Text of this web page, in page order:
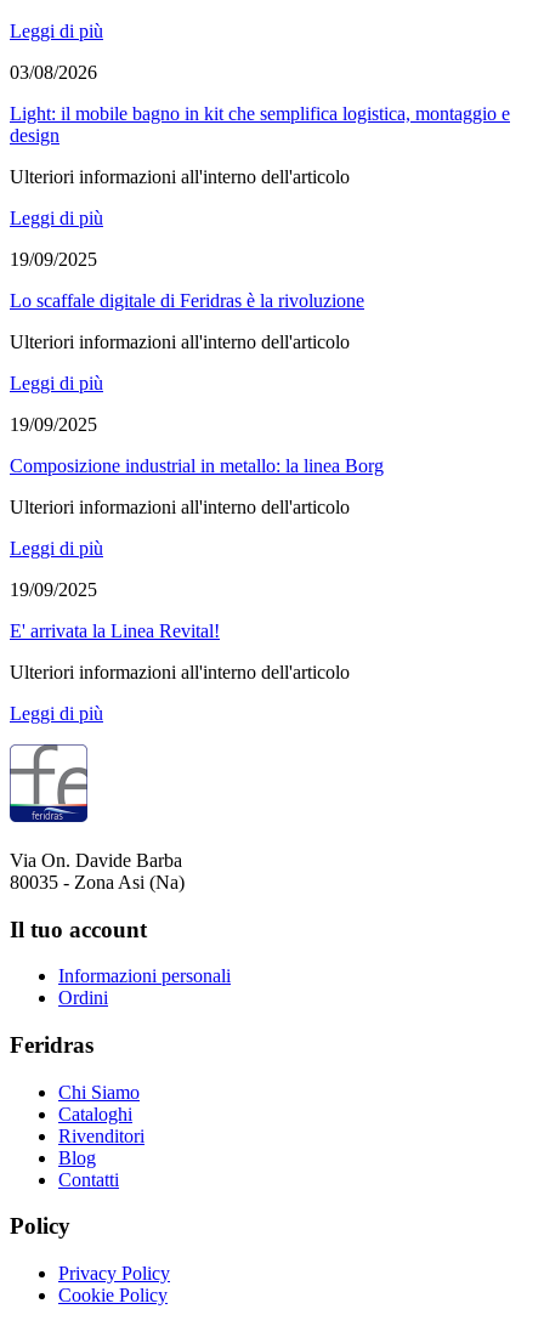
Leggi di più
03/08/2026
Light: il mobile bagno in kit che semplifica logistica, montaggio e
design
Ulteriori informazioni all'interno dell'articolo
Leggi di più
19/09/2025
Lo scaffale digitale di Feridras è la rivoluzione
Ulteriori informazioni all'interno dell'articolo
Leggi di più
19/09/2025
Composizione industrial in metallo: la linea Borg
Ulteriori informazioni all'interno dell'articolo
Leggi di più
19/09/2025
E' arrivata la Linea Revital!
Ulteriori informazioni all'interno dell'articolo
Leggi di più
Via On. Davide Barba
80035 - Zona Asi (Na)
Il tuo account
Informazioni personali
Ordini
Feridras
Chi Siamo
Cataloghi
Rivenditori
Blog
Contatti
Policy
Privacy Policy
Cookie Policy